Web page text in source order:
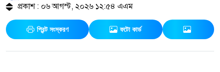
প্রকাশ : ০৬ আগস্ট, ২০২৬ ১২:৫৪ এএম
প্রিন্ট সংস্করণ ফটো কার্ড